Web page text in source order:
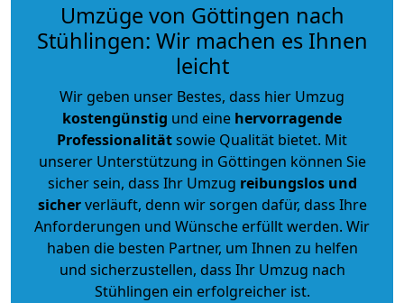
Umzüge von Göttingen nach
Stühlingen: Wir machen es Ihnen
leicht
Wir geben unser Bestes, dass hier Umzug
kostengünstig und eine hervorragende
Professionalitätsowie Qualität bietet. Mit
unserer Unterstützung in Göttingen können Sie
sicher sein, dass Ihr Umzug reibungslos und
sicherverläuft, denn wir sorgen dafür, dass Ihre
Anforderungen und Wünsche erfüllt werden. Wir
haben die besten Partner, um Ihnen zu helfen
und sicherzustellen, dass Ihr Umzug nach
Stühlingen ein erfolgreicher ist.